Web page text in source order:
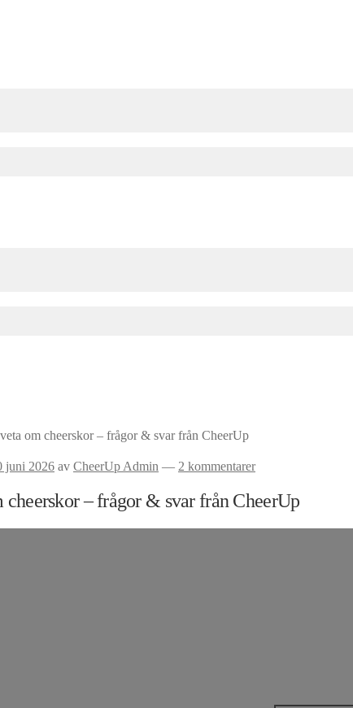
om cheerskor – frågor & svar från CheerUp
juni 2026 av CheerUp Admin — 2 kommentarer
– frågor & svar från CheerUp